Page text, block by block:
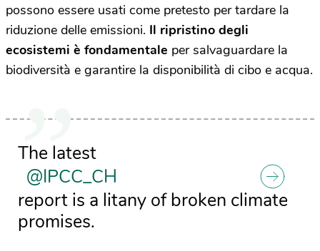
possono essere usati come pretesto per tardare la
riduzione delle emissioni. Il ripristino degli
ecosistemi è fondamentale per salvaguardare la
biodiversità e garantire la disponibilità di cibo e acqua.
The latest
@IPCC_CH
report is a litany of broken climate
promises.